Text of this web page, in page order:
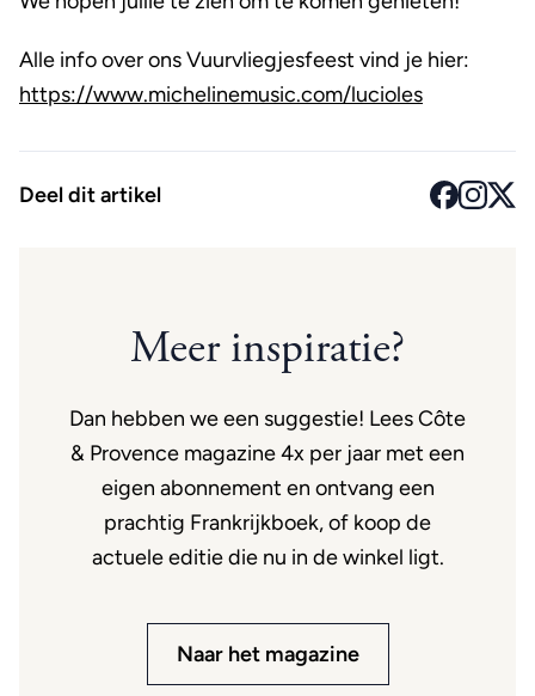
Alle info over ons Vuurvliegjesfeest vind je hier:
https://www.michelinemusic.com/lucioles
Deel dit artikel
Meer inspiratie?
Dan hebben we een suggestie! Lees Côte
& Provence magazine 4x per jaar met een
eigen abonnement en ontvang een
prachtig Frankrijkboek, of koop de
actuele editie die nu in de winkel ligt.
Naar het magazine